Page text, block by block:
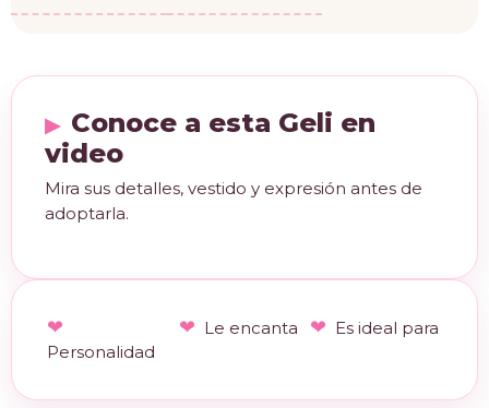
Conoce a esta Geli en
video
Mira sus detalles, vestido y expresión antes de
adoptarla.
Personalidad
Le encanta Es ideal para